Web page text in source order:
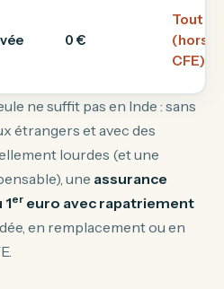
0 €
Tout
(hors
CFE)
ne suffit pas en Inde : sans
étrangers et avec des
lourdes (et une
une assurance
er euro avec rapatriement
en remplacement ou en